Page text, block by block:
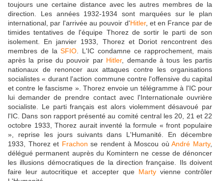
toujours une certaine distance avec les autres membres de la
direction. Les années 1932-1934 sont marquées sur le plan
international, par l'arrivée au pouvoir d'Hitler, et en France par de
timides tentatives de l'équipe Thorez de sortir le parti de son
isolement. En janvier 1933, Thorez et Doriot rencontrent des
membres de laSFIO . L'IC condamne ce rapprochement, mais
après la prise du pouvoir par Hitler, demande à tous les partis
nationaux de renoncer aux attaques contre les organisations
socialistes « durant l'action commune contre l'offensive du capital
et contre le fascisme ». Thorez envoie un télégramme à l'IC pour
lui demander de prendre contact avec l'Internationale ouvrière
socialiste. Le parti français est alors violemment désavoué par
l'IC. Dans son rapport présenté au comité central les 20, 21 et 22
octobre 1933, Thorez aurait inventé la formule « front populaire
», reprise les jours suivants dans L'Humanité. En décembre
1933, Thorez et Frachon se rendent à Moscou oùAndré Marty,
délégué permanent auprès du Komintern ne cesse de dénoncer
les illusions démocratiques de la direction française. Ils doivent
faire leur autocritique et accepter que Martyvienne contrôler